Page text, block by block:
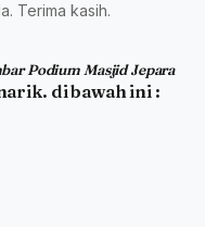
Terima kasih.
Podium Masjid Jepara
di bawah ini :